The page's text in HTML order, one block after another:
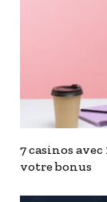
7 casinos
votre bonus